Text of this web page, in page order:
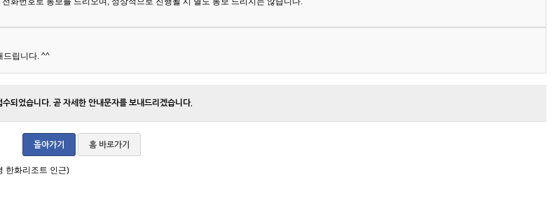
드립니다. ^^
수되었습니다. 곧 자세한 안내문자를 보내드리겠습니다.
돌아가기 홈 바로가기
한화리조트 인근)